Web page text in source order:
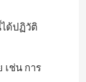
ได้ปฏิวัติ
เช่น การ